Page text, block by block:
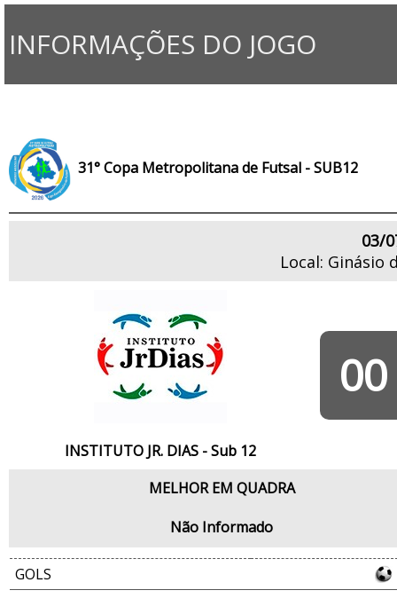
INFORMAÇÕES DO JOGO
31° Copa Metropolitana de Futsal - SUB12
03/
Local: Ginásio
INSTITUTO JR. DIAS - Sub 12
00
MELHOR EM QUADRA
Não Informado
GOLS